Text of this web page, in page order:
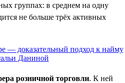
группах: в среднем на одну
не больше трёх активных
розничной торговли. К ней